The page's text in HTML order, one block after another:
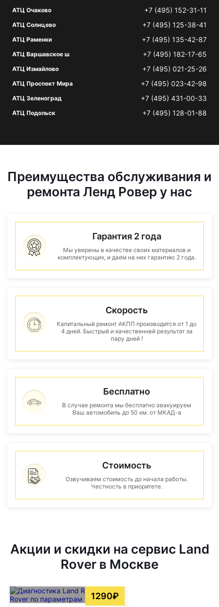
АТЦ Очаково +7 (495) 152-31-11
АТЦ Солнцево +7 (495) 125-38-41
АТЦ Раменки +7 (495) 135-42-87
АТЦ Варшавское ш +7 (495) 182-17-65
АТЦ Измайлово +7 (495) 021-25-26
АТЦ Проспект Мира +7 (495) 023-42-98
АТЦ Зеленоград +7 (495) 431-00-33
АТЦ Подольск +7 (495) 128-01-88
Преимущества обслуживания и
ремонта Ленд Ровер у нас
Гарантия 2 года
Мы уверены в качестве своих материалов и
комплектующих, и даем на них гарантию 2 года.
Скорость
Капитальный ремонт АКПП производится от 1 до
4 дней. Быстрый и качественнвй результат за
пару дней !
Бесплатно
В случае ремонта мы бесплатно эвакуируем
Ваш автомобиль до 50 км. от МКАД-а
Стоимость
Озвучиваем стоимость до начала работы.
Честность в приоритете.
Акции и скидки на сервис Land
Rover в Москве
1290₽